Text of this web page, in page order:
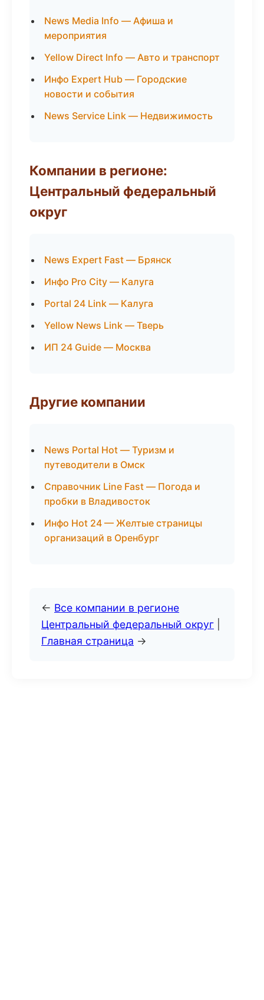
News Media Info — Афиша и
мероприятия
Yellow Direct Info — Авто и транспорт
Инфо Expert Hub — Городские
новости и события
News Service Link — Недвижимость
Компании в регионе:
Центральный федеральный
округ
News Expert Fast — Брянск
Инфо Pro City — Калуга
Portal 24 Link — Калуга
Yellow News Link — Тверь
ИП 24 Guide — Москва
Другие компании
News Portal Hot — Туризм и
путеводители в Омск
Справочник Line Fast — Погода и
пробки в Владивосток
Инфо Hot 24 — Желтые страницы
организаций в Оренбург
← Все компании в регионе
Центральный федеральный округ
Главная страница →